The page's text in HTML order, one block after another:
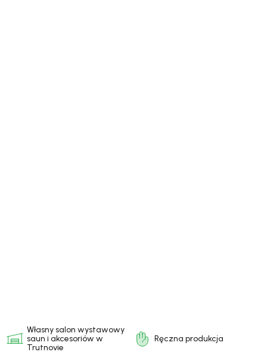
Własny salon wystawowy
saun i akcesoriów w
Trutnovie
Ręczna produkcja